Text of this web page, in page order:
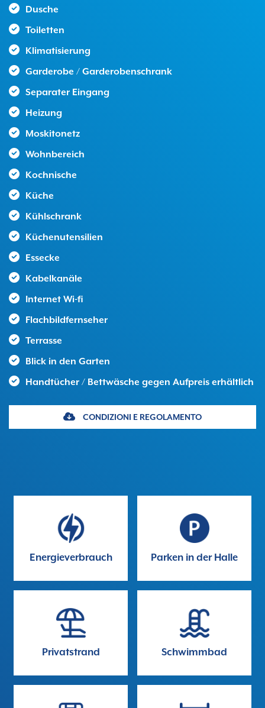
Dusche
Toiletten
Klimatisierung
Garderobe / Garderobenschrank
Separater Eingang
Heizung
Moskitonetz
Wohnbereich
Kochnische
Küche
Kühlschrank
Küchenutensilien
Essecke
Kabelkanäle
Internet Wi-fi
Flachbildfernseher
Terrasse
Blick in den Garten
Handtücher / Bettwäsche gegen Aufpreis erhältlich
CONDIZIONI E REGOLAMENTO
Energieverbrauch Parken in der Halle
Privatstrand Schwimmbad